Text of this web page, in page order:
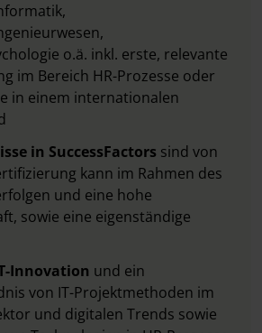
o.ä. inkl. erste, relevante
im Bereich HR-Prozesse oder
in einem internationalen
in SuccessFactors sind von
kann im Rahmen des
und eine hohe
sowie eine eigenständige
Innovation und ein
von IT-Projektmethoden im
und digitalen Trends sowie